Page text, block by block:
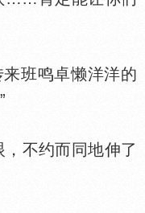
班鸣卓懒洋洋的
不约而同地伸了